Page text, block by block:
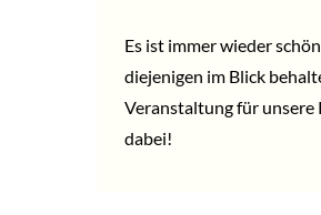
Es ist immer wieder
diejenigen im Blick
Veranstaltung für unsere
dabei!